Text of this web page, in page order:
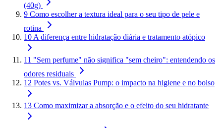
(40g)
9 Como escolher a textura ideal para o seu tipo de pele e
rotina
10 A diferença entre hidratação diária e tratamento atópico
11 "Sem perfume" não significa "sem cheiro": entendendo os
odores residuais
12 Potes vs. Válvulas Pump: o impacto na higiene e no bolso
13 Como maximizar a absorção e o efeito do seu hidratante